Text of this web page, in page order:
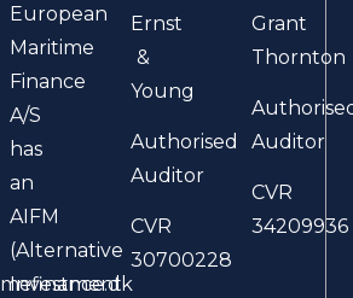
European
Maritime
Finance
A/S
has
an
AIFM
(Alternative
Investment
Ernst
&
Young
Authorised
Auditor
CVR
30700228
Grant
Thornton
Auditor
CVR
34209936